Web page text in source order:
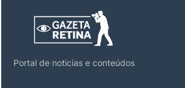
Portal de noticias e conteúdos